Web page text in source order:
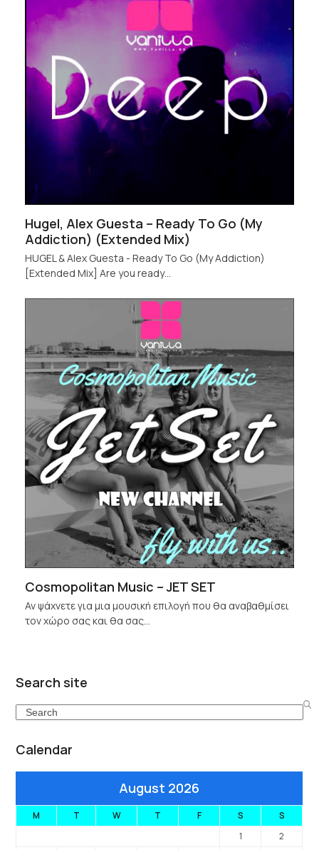
Hugel, Alex Guesta – Ready To Go (My
Addiction) (Extended Mix)
HUGEL & Alex Guesta - Ready To Go (My Addiction)
[Extended Mix] Are you ready…
Cosmopolitan Music – JET SET
Αν ψάχνετε για μια μουσική επιλογή που θα αναβαθμίσει
τον χώρο σας και θα σας…
Search site
Search
Calendar
August 2026
M T W T F S
S
1
2